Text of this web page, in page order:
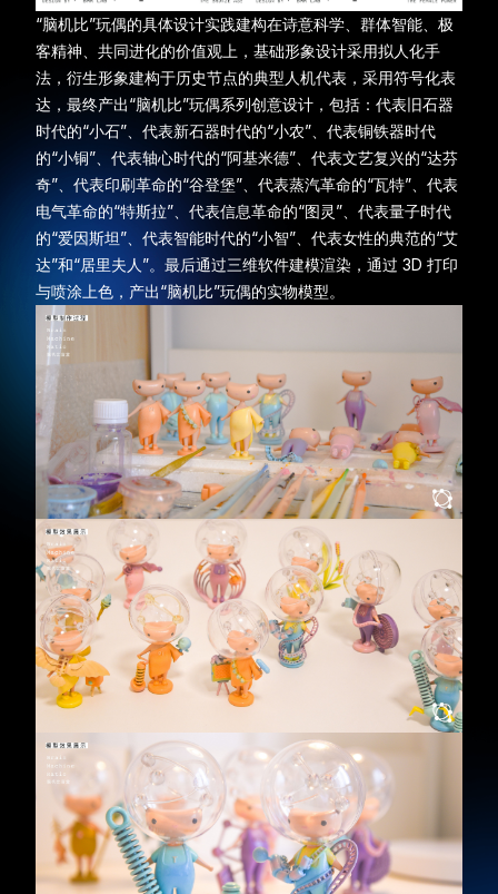
“脑机比”玩偶的具体设计实践建构在诗意科学、群体智能、极
客精神、共同进化的价值观上，基础形象设计采用拟人化手
法，衍生形象建构于历史节点的典型人机代表，采用符号化表
达，最终产出“脑机比”玩偶系列创意设计，包括：代表旧石器
时代的“小石”、代表新石器时代的“小农”、代表铜铁器时代
的“小铜”、代表轴心时代的“阿基米德”、代表文艺复兴的“达芬
奇”、代表印刷革命的“谷登堡”、代表蒸汽革命的“瓦特”、代表
电气革命的“特斯拉”、代表信息革命的“图灵”、代表量子时代
的“爱因斯坦”、代表智能时代的“小智”、代表女性的典范的“艾
达”和“居里夫人”。最后通过三维软件建模渲染，通过 3D 打印
与喷涂上色，产出“脑机比”玩偶的实物模型。